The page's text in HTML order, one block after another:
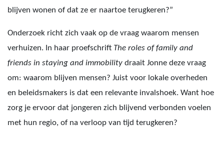
blijven wonen of dat ze er naartoe terugkeren?”
Onderzoek richt zich vaak op de vraag waarom mensen
verhuizen. In haar proefschrift The roles of family and
friends in staying and immobility draait Jonne deze vraag
om: waarom blijven mensen? Juist voor lokale overheden
en beleidsmakers is dat een relevante invalshoek. Want hoe
zorg je ervoor dat jongeren zich blijvend verbonden voelen
met hun regio, of na verloop van tijd terugkeren?